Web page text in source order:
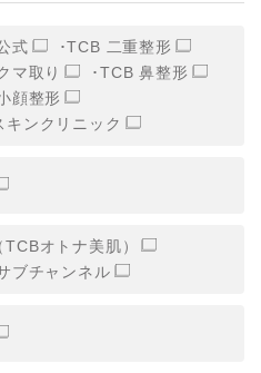
イアンス
式
TCB 二重整形
マ取り
TCB 鼻整形
顔整形
キンクリニック
TCBオトナ美肌）
ブチャンネル